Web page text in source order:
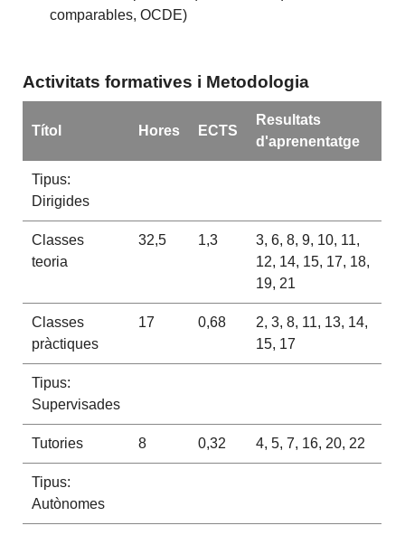
comparables, OCDE)
Activitats formatives i Metodologia
Títol Hores ECTS
Resultats
d'aprenentatge
Tipus:
Dirigides
Classes
teoria
32,5 1,3
3, 6, 8, 9, 10, 11,
12, 14, 15, 17, 18,
19, 21
Classes
pràctiques
17 0,68
2, 3, 8, 11, 13, 14,
15, 17
Tipus:
Supervisades
Tutories 8 0,32 4, 5, 7, 16, 20, 22
Tipus:
Autònomes